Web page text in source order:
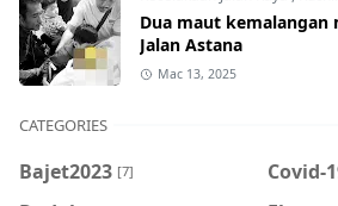
Dua maut kemalangan
Jalan Astana
Mac 13, 2025
CATEGORIES
Bajet2023 [7] Covid-